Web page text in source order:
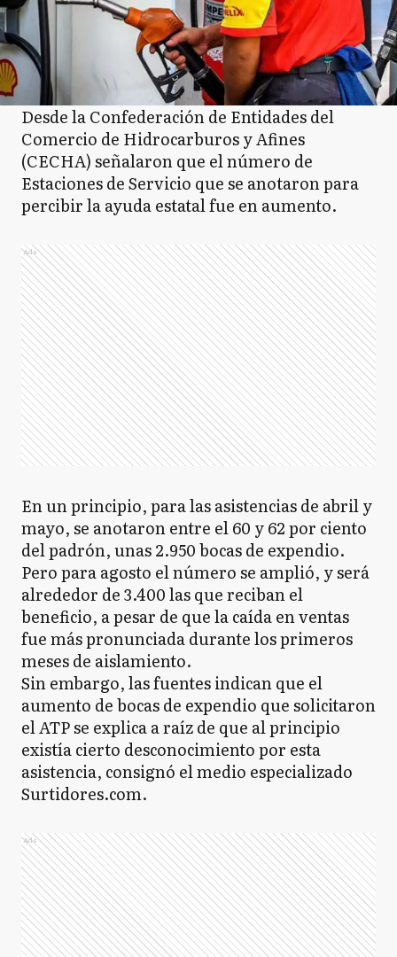
Desde la Confederación de Entidades del
Comercio de Hidrocarburos y Afines
(CECHA) señalaron que el número de
Estaciones de Servicio que se anotaron para
percibir la ayuda estatal fue en aumento.
Ads
En un principio, para las asistencias de abril y
mayo, se anotaron entre el 60 y 62 por ciento
del padrón, unas 2.950 bocas de expendio.
Pero para agosto el número se amplió, y será
alrededor de 3.400 las que reciban el
beneficio, a pesar de que la caída en ventas
fue más pronunciada durante los primeros
meses de aislamiento.
Sin embargo, las fuentes indican que el
aumento de bocas de expendio que solicitaron
el ATP se explica a raíz de que al principio
existía cierto desconocimiento por esta
asistencia, consignó el medio especializado
Surtidores.com.
Ads